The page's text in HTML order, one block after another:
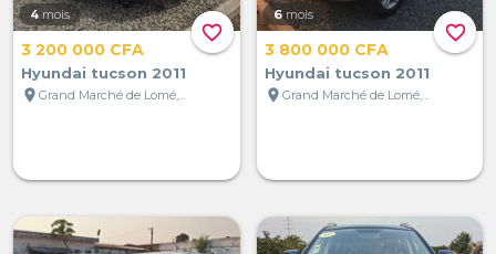
favorite_border
4 mois
3 200 000 CFA
Hyundai tucson 2011
location_on
Grand Marché de Lomé, Lomé, Togo
favorite_border
6 mois
3 800 000 CFA
Hyundai tucson 2011
location_on
Grand Marché de Lomé, Lomé, Togo